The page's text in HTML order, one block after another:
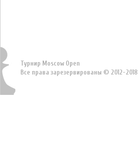
Турнир Moscow Open
Все права зарезервированы © 2012-2018